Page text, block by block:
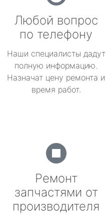
Любой вопрос
по телефону
Наши специалисты дадут
полную информацию.
Назначат цену ремонта и
время работ.
Ремонт
запчастями от
производителя